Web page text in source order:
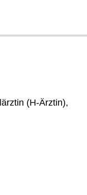
(H-Ärztin),